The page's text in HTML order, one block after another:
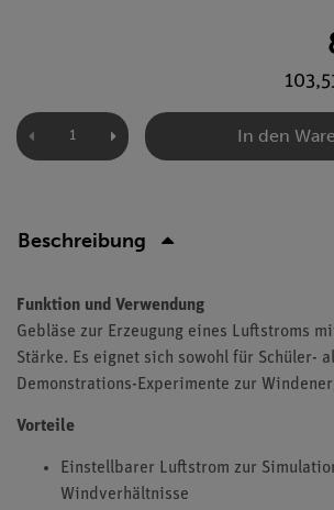
In den
Beschreibung
Funktion und Verwendung
Gebläse zur Erzeugung eines Luftstroms
Stärke. Es eignet sich sowohl für Schüler-
Demonstrations-Experimente zur
Vorteile
Einstellbarer Luftstrom zur
Windverhältnisse